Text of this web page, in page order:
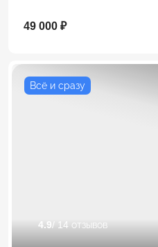
49 000 ₽
Всё и сразу
4.9 / 14 отзывов